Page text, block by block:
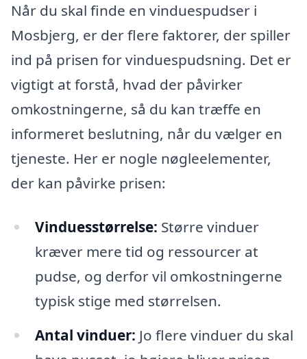
Når du skal finde en vinduespudser i
Mosbjerg, er der flere faktorer, der spiller
ind på prisen for vinduespudsning. Det er
vigtigt at forstå, hvad der påvirker
omkostningerne, så du kan træffe en
informeret beslutning, når du vælger en
tjeneste. Her er nogle nøgleelementer,
der kan påvirke prisen:
Vinduesstørrelse: Større vinduer
kræver mere tid og ressourcer at
pudse, og derfor vil omkostningerne
typisk stige med størrelsen.
Antal vinduer: Jo flere vinduer du skal